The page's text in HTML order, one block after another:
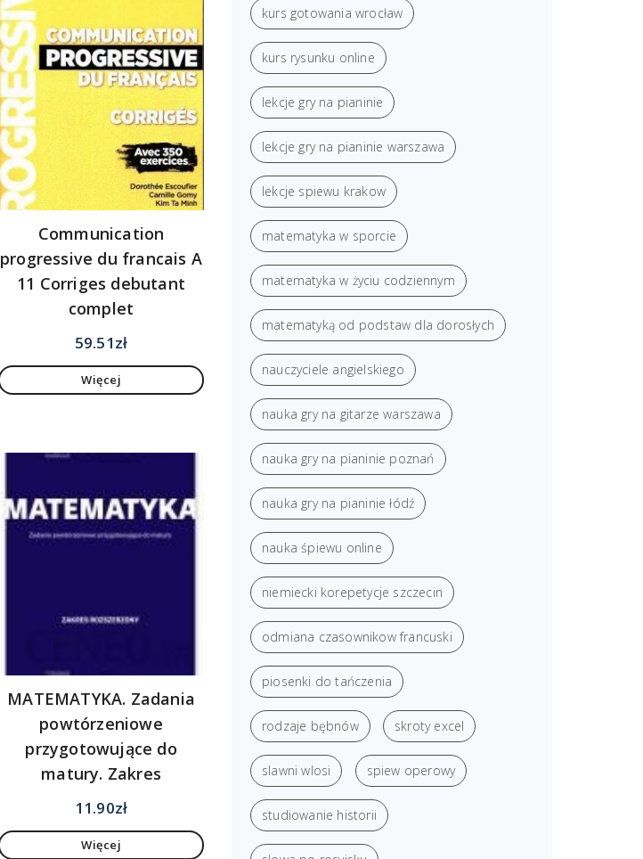
Communication
progressive du francais A
11 Corriges debutant
complet
59.51zł
Więcej
MATEMATYKA. Zadania
powtórzeniowe
przygotowujące do
matury. Zakres
rozszerzony
11.90zł
Więcej
kurs gotowania wrocław
kurs rysunku online
lekcje gry na pianinie
lekcje gry na pianinie warszawa
lekcje spiewu krakow
matematyka w sporcie
matematyka w życiu codziennym
matematyką od podstaw dla dorosłych
nauczyciele angielskiego
nauka gry na gitarze warszawa
nauka gry na pianinie poznań
nauka gry na pianinie łódź
nauka śpiewu online
niemiecki korepetycje szczecin
odmiana czasownikow francuski
piosenki do tańczenia
rodzaje bębnów skroty excel
slawni wlosi spiew operowy
studiowanie historii